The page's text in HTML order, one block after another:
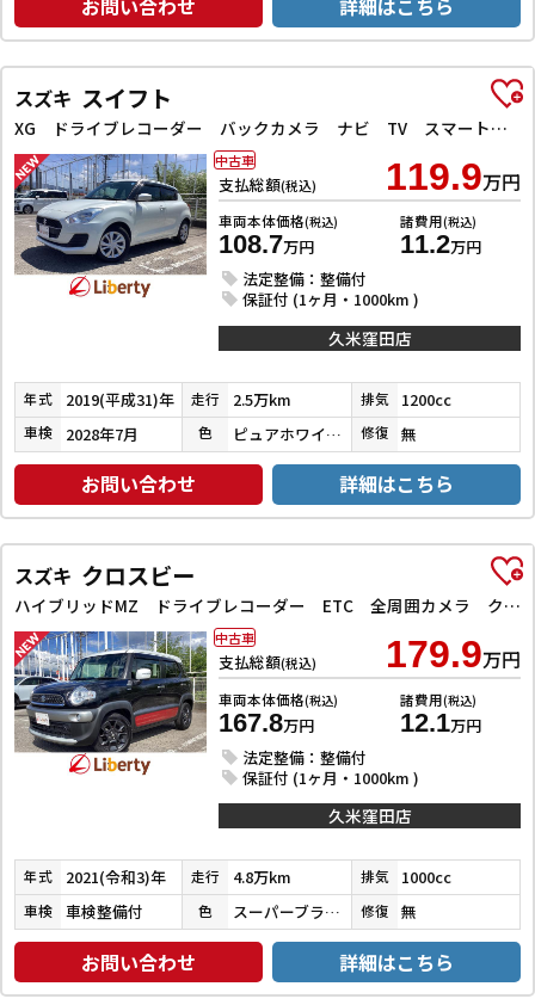
お問い合わせ 詳細はこちら
スズキ スイフト
XG ドライブレコーダー バックカメラ ナビ TV スマートキー 電動格納ミラー シートヒーター CVT 盗難防止システム 衝突安全ボディ ABS ESC CD Bluetooth エアコン
支払総額(税込) 119.9万円
車両本体価格(税込)
108.7万円
諸費用(税込)
11.2万円
法定整備：整備付
保証付 (1ヶ月・1000km )
中古車
久米窪田店
年式 2019(平成31)年 走行 2.5万km 排気 1200cc
車検 2028年7月 色 ピュアホワイトパール 修復 無
お問い合わせ 詳細はこちら
スズキ クロスビー
ハイブリッドMZ ドライブレコーダー ETC 全周囲カメラ クリアランスソナー オートクルーズコントロール レーンアシスト 衝突被害軽減システム ナビ TV オートライト LEDヘッドランプ アルミホイール
支払総額(税込) 179.9万円
車両本体価格(税込)
167.8万円
諸費用(税込)
12.1万円
法定整備：整備付
保証付 (1ヶ月・1000km )
中古車
久米窪田店
年式 2021(令和3)年 走行 4.8万km 排気 1000cc
車検 車検整備付 色 スーパーブラックＰ／ピュアホワイトＰ／バーニングレッドパール 修復 無
お問い合わせ 詳細はこちら